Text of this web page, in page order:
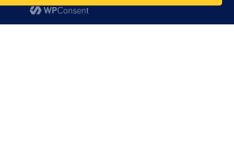
Am înțeles!
JOI, 12:33